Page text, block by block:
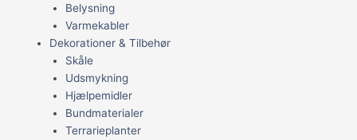
Belysning
Varmekabler
Dekorationer & Tilbehør
Skåle
Udsmykning
Hjælpemidler
Bundmaterialer
Terrarieplanter